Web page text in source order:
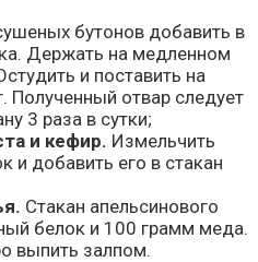
бутонов добавить в
Держать на медленном
и поставить на
Полученный отвар следует
3 раза в сутки;
и кефир. Измельчить
и добавить его в стакан
Стакан апельсинового
белок и 100 грамм меда.
выпить залпом.